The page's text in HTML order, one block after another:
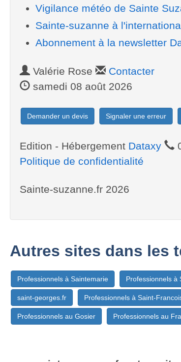
Vigilance météo de Sainte
Sainte-suzanne à
Abonnement à la newsletter
Valérie Rose
Contacter
samedi 08 août 2026
Demander un devis Signaler une erreur
Edition - Hébergement Dataxy
Politique de confidentialité
Sainte-suzanne.fr 2026
Autres sites dans les
Professionnels à Saintemarie Professionnels à
saint-georges.fr Professionnels à Saint-
Professionnels au Gosier Professionnels au